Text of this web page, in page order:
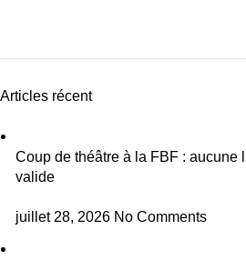
Articles récent
Coup de théâtre à la FBF : aucune
valide
juillet 28, 2026 No Comments